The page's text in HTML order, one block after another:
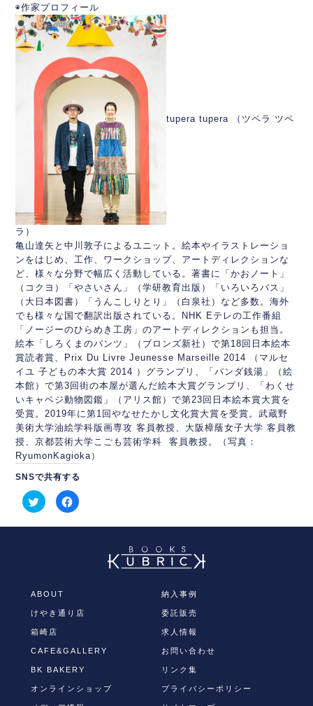
◉作家プロフィール
tupera tupera （ツペラ ツペ
ラ）
亀山達矢と中川敦子によるユニット。絵本やイラストレーショ
ンをはじめ、工作、ワークショップ、 アートディレクションな
ど、様々な分野で幅広く活動している。著書に「かおノート」
（コクヨ）「やさいさん」（学研教育出版）
「いろいろバス」
（大日本図書）「うんこしりとり」（白泉社） など多数。海外
でも様々な国で翻訳出版されている。NHK Eテレの工作番組
「ノージーのひらめき工房」のアートディレクションも担当。
絵本「しろくまのパンツ」（ ブロンズ新社）で第18回日本絵本
賞読者賞、Prix Du Livre Jeunesse Marseille 2014 （マルセ
イユ 子どもの本大賞 2014 ）グランプリ、「パンダ銭湯」（絵
本館）で第3回街の本屋が選んだ絵本大賞グランプリ、「わくせ
いキャベジ動物図鑑」（アリス館）で第23回日本絵本賞大賞を
受賞。2019年に第1回やなせたかし文化賞大賞を受賞。武蔵野
美術大学油絵学科版画専攻 客員教授、大阪樟蔭女子大学 客員教
授、京都芸術大学こごも芸術学科 客員教授。（写真：
RyumonKagioka）
SNSで共有する
ク
リ
ク
し
い
ウ
ィ
ド
で
き
ま
す)
Facebook
で
有
て
く
(新
い
ウ
ィ
ン
ABOUT
けやき通り店
箱崎店
CAFE&GALLERY
BK BAKERY
オンラインショップ
納入事例
委託販売
求人情報
お問い合わせ
リンク集
プライバシーポリシー